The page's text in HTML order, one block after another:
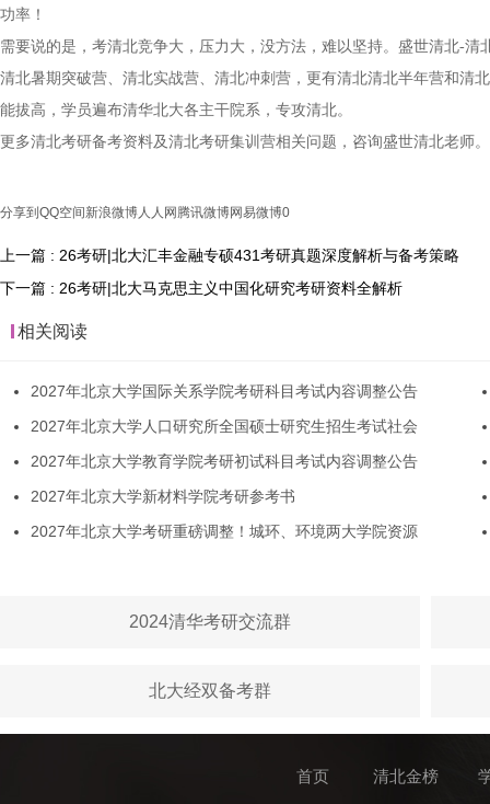
功率！
需要说的是，考清北竞争大，压力大，没方法，难以坚持。盛世清北-
清北暑期突破营、清北实战营、清北冲刺营，更有清北清北半年营和清
能拔高，学员遍布清华北大各主干院系，专攻清北。
更多清北考研备考资料及清北考研集训营相关问题，咨询盛世清北老师。
分享到 QQ空间 新浪微博人人网 腾讯微博网易微博0
上一篇 : 26考研|北大汇丰金融专硕431考研真题深度解析与备考策略
下一篇 : 26考研|北大马克思主义中国化研究考研资料全解析
相关阅读
2027年北京大学国际关系学院考研科目考试内容调整公告
2027年北京大学人口研究所全国硕士研究生招生考试社会
2027年北京大学教育学院考研初试科目考试内容调整公告
2027年北京大学新材料学院考研参考书
2027年北京大学考研重磅调整！城环、环境两大学院资源
2024清华考研交流群
北大经双备考群
首页 清北金榜